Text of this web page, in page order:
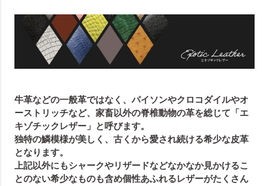
牛革などの一般革ではなく、パイソンやクロコダイルやオ
ーストリッチなど、家畜以外の脊椎動物の革を総じて「エ
キゾチックレザー」と呼びます。
独特の鱗模様が美しく、古くから愛され続ける希少な皮革
となります。
上記以外にもシャークやリザードなどなかなか見かけるこ
とのない希少なものも含め個性あふれるレザーがたくさん